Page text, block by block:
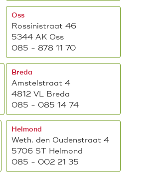
Oss
Rossinistraat 46
5344 AK Oss
085 - 878 11 70
Breda
Amstelstraat 4
4812 VL Breda
085 - 085 14 74
Helmond
Weth. den Oudenstraat 4
5706 ST Helmond
085 - 002 21 35